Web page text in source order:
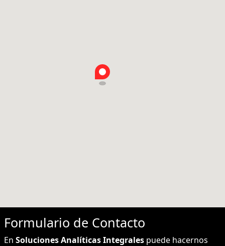
Formulario de Contacto
En Soluciones Analíticas Integrales puede hacernos